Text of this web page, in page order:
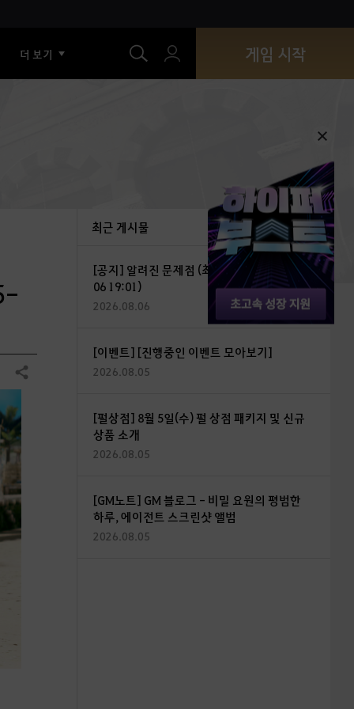
더 보기 게임 시작
공유하기
최근 게시물
[공지] 알려진 문제점 (최종 수정 : 2026-08-
06 19:01)
2026.08.06
[이벤트] [진행중인 이벤트 모아보기]
2026.08.05
[펄상점] 8월 5일(수) 펄 상점 패키지 및 신규
상품 소개
2026.08.05
[GM노트] GM 블로그 - 비밀 요원의 평범한
하루, 에이전트 스크린샷 앨범
2026.08.05